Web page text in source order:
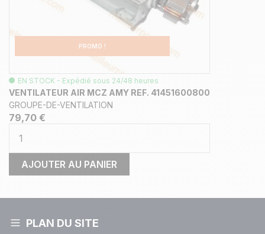
PROMO !
EN STOCK - Expédié sous 24/48 heures
VENTILATEUR AIR MCZ AMY REF. 41451600800
GROUPE-DE-VENTILATION
79,70 €
AJOUTER AU PANIER
PLAN DU SITE